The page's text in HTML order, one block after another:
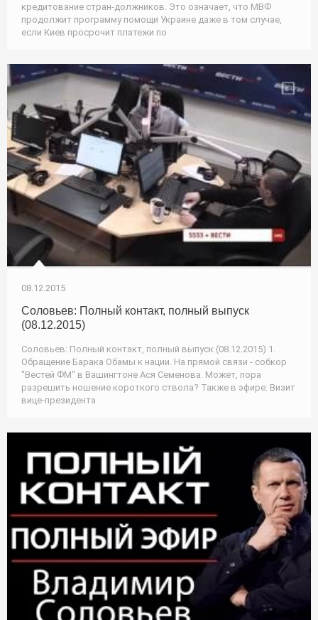
кредитование стран-должников. Это означает, что МВФ
продолжит программу помощи Украине даже в том случае,
если Киев просрочит платежи по
08.12.2015
Соловьев: Полный контакт, полный выпуск
(08.12.2015)
Соловьев: Полный контакт, полный выпуск (08.12.2015) 1.
Обращение Барака Обамы к нации. На прямой связи - собкор
"Вестей ФМ" в Вашингтоне Ася Семенова. Может, пора
разрешить ношение короткого ствола? Также в эфире: Визит
вице-президента